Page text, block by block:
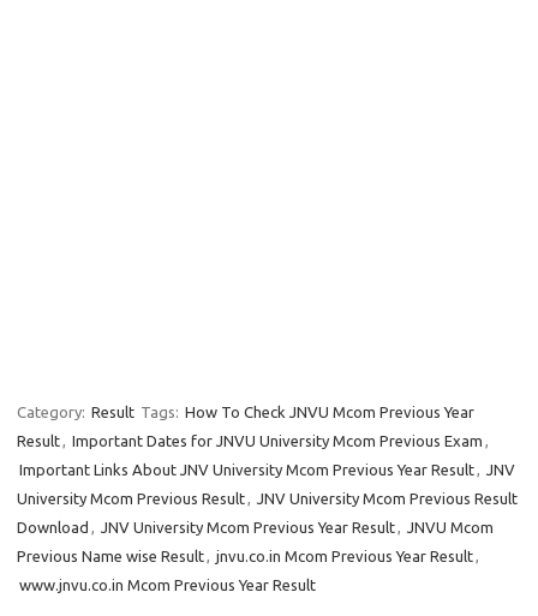
Category: Result Tags: How To Check JNVU Mcom Previous Year
Result, Important Dates for JNVU University Mcom Previous Exam ,
Important Links About JNV University Mcom Previous Year Result, JNV
University Mcom Previous Result, JNV University Mcom Previous Result
Download , JNV University Mcom Previous Year Result, JNVU Mcom
Previous Name wise Result, jnvu.co.in Mcom Previous Year Result,
www.jnvu.co.in Mcom Previous Year Result